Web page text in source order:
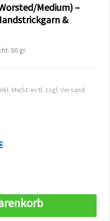
Medium) –
&
50 gr.
MwSt. evtl. zzgl. Versand